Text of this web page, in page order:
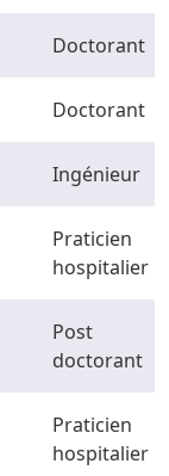
Doctorant
Doctorant
Ingénieur
Praticien
hospitalier
Post
doctorant
Praticien
hospitalier